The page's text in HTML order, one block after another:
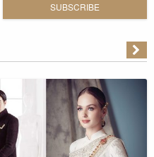
SUBSCRIBE